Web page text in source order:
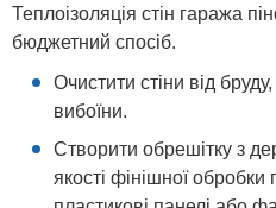
Теплоізоляція стін гаража
бюджетний спосіб.
Очистити стіни від
вибоїни.
Створити обрешітку з
якості фінішної